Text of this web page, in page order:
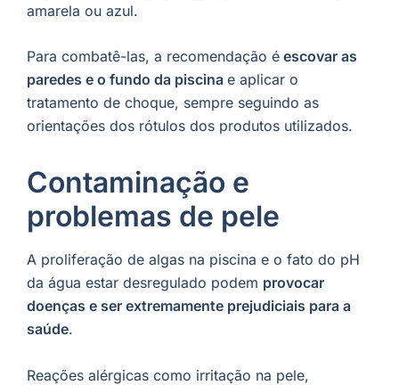
amarela ou azul.
Para combatê-las, a recomendação é escovar as
paredes e o fundo da piscina e aplicar o
tratamento de choque, sempre seguindo as
orientações dos rótulos dos produtos utilizados.
Contaminação e
problemas de pele
A proliferação de algas na piscina e o fato do pH
da água estar desregulado podem provocar
doenças e ser extremamente prejudiciais para a
saúde.
Reações alérgicas como irritação na pele,